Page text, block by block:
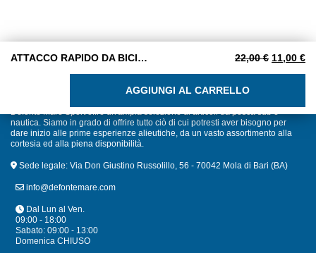
ATTACCO RAPIDO DA BICI PER FORERUNNER 22,00€ Il prezzo
11,00 €Il
AGGIUNGI AL CARRELLO
nautica. Siamo in grado di offrire tutto ciò di cui potresti aver bisogno per
dare inizio alle prime esperienze alieutiche, da un vasto assortimento alla
cortesia ed alla piena disponibilità.
Sede legale: Via Don Giustino Russolillo, 56 - 70042 Mola di Bari (BA)
info@defontemare.com
Dal Lun al Ven.
09:00 - 18:00
Sabato: 09:00 - 13:00
Domenica CHIUSO